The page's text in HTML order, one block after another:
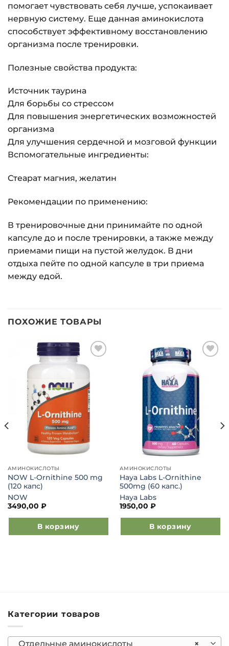
помогает чувствовать себя лучше, успокаивает
нервную систему. Еще данная аминокислота
способствует эффективному восстановлению
организма после тренировки.
Полезные свойства продукта:
Источник таурина
Для борьбы со стрессом
Для повышения энергетических возможностей
организма
Для улучшения сердечной и мозговой функции
Вспомогательные ингредиенты:
Стеарат магния, желатин
Рекомендации по применению:
В тренировочные дни принимайте по одной
капсуле до и после тренировки, а также между
приемами пищи на пустой желудок. В дни
отдыха пейте по одной капсуле в три приема
между едой.
ПОХОЖИЕ ТОВАРЫ
Добавить
в список
АМИНОКИСЛОТЫ
NOW L-Ornithine 500 mg
(120 капс)
NOW
3490,00 ₽
В корзину
Добавить
в список
желаний
АМИНОКИСЛОТЫ
Haya Labs L-Ornithine
500mg (60 капс.)
Haya Labs
1950,00 ₽
В корзину
Категории товаров
×
Отдельные аминокислоты